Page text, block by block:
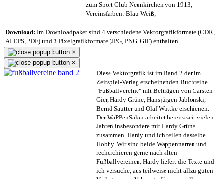
zum Sport Club Neunkirchen von 1913;
Vereinsfarben: Blau-Weiß;
Download: Im Downloadpaket sind 4 verschiedene Vektorgrafikformate (CDR,
AI EPS, PDF) und 3 Pixelgrafikformate (JPG, PNG, GIF) enthalten.
×
×
Diese Vektorgrafik ist im Band 2 der im
Zeitspiel-Verlag erscheinenden Buchreihe
"Fußballvereine" mit Beiträgen von Carsten
Gier, Hardy Grüne, Hansjürgen Jablonski,
Bernd Sautter und Olaf Wuttke erschienen.
Der WaPPenSalon arbeitet bereits seit vielen
Jahren insbesondere mit Hardy Grüne
zusammen. Hardy und ich teilen dasselbe
Hobby. Wir sind beide Wappennarren und
recherchieren gerne nach alten
Fußballvereinen. Hardy liefert die Texte und
ich versuche, aus teilweise nicht allzu guten